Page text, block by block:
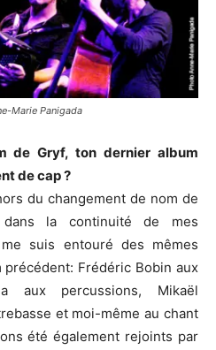
Marie Panigada
de Gryf, ton dernier album
de cap ?
du changement de nom de
la continuité de mes
suis entouré des mêmes
précédent: Frédéric Bobin aux
aux percussions, Mikaël
et moi-même au chant
été également rejoints par